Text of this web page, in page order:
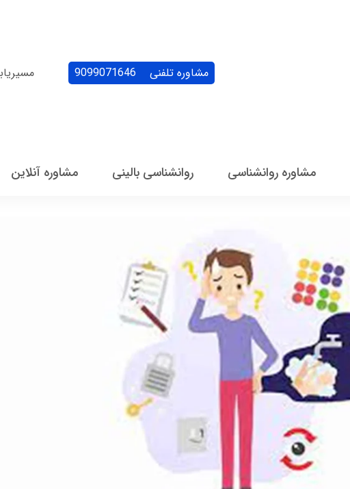
مشاوره تلفنی 9099071646
مشاوره روانشناسی روانشناسی بالینی مشاوره آنلاین